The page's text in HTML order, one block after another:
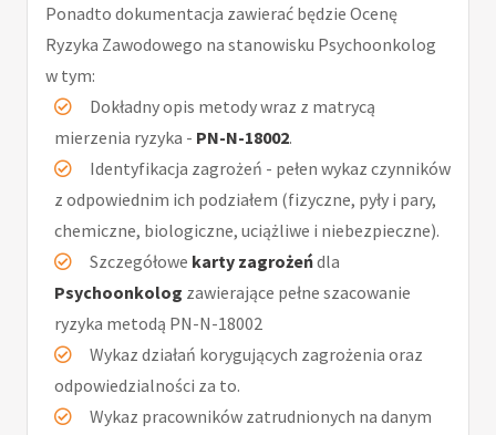
Ponadto dokumentacja zawierać będzie Ocenę
Ryzyka Zawodowego na stanowisku Psychoonkolog
w tym:
Dokładny opis metody wraz z matrycą
mierzenia ryzyka - PN-N-18002.
Identyfikacja zagrożeń - pełen wykaz czynników
z odpowiednim ich podziałem (fizyczne, pyły i pary,
chemiczne, biologiczne, uciążliwe i niebezpieczne).
Szczegółowe karty zagrożeńdla
Psychoonkolog zawierające pełne szacowanie
ryzyka metodą PN-N-18002
Wykaz działań korygujących zagrożenia oraz
odpowiedzialności za to.
Wykaz pracowników zatrudnionych na danym